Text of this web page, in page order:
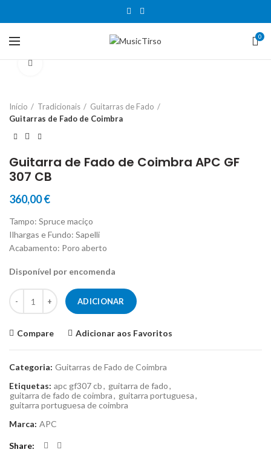
0
Início Tradicionais
Guitarras de Fado
Guitarras de Fado de Coimbra
Guitarra de Fado de Coimbra APC GF
307 CB
360,00€
Tampo: Spruce maciço
Ilhargas e Fundo: Sapelli
Acabamento: Poro aberto
Disponível por encomenda
Quantidade de Guitarra de Fado de Coimbra APC GF 307 CB
ADICIONAR
Compare Adicionar aos Favoritos
Categoria: Guitarras de Fado de Coimbra
Etiquetas: apc gf307 cb, guitarra de fado,
guitarra de fado de coimbra, guitarra portuguesa,
guitarra portuguesa de coimbra
Marca: APC
Share